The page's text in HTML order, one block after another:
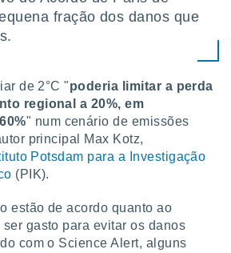
fração dos danos que
de 2°C "poderia limitar a perda
regional a 20%, em
" num cenário de emissões
principal Max Kotz,
Potsdam para a Investigação
(PIK).
estão de acordo quanto ao
gasto para evitar os danos
com o Science Alert, alguns